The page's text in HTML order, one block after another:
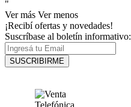
"
Ver más Ver menos
¡Recibí ofertas y novedades!
Suscríbase al boletín informativo:
SUSCRIBIRME